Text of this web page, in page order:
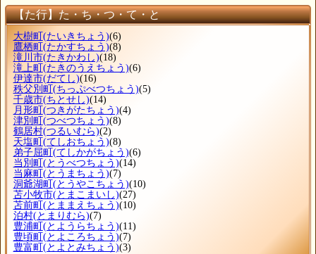
【た行】た・ち・つ・て・と
大樹町 (たいきちょう)(6)
鷹栖町 (たかすちょう)(8)
滝川市(たきかわし)(18)
滝上町 (たきのうえちょう)(6)
伊達市(だてし)(16)
秩父別町 (ちっぷべつちょう)(5)
千歳市(ちとせし)(14)
月形町 (つきがたちょう)(4)
津別町 (つべつちょう)(8)
鶴居村(つるいむら)(2)
天塩町 (てしおちょう)(8)
弟子屈町 (てしかがちょう)(6)
当別町 (とうべつちょう)(14)
当麻町 (とうまちょう)(7)
洞爺湖町 (とうやこちょう)(10)
苫小牧市(とまこまいし)(27)
苫前町 (とままえちょう)(10)
泊村(とまりむら)(7)
豊浦町 (とようらちょう)(11)
豊頃町 (とよころちょう)(7)
豊富町 (とよとみちょう)(3)